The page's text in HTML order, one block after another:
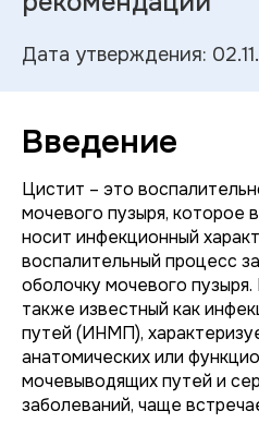
Дата утверждения:
Введение
Цистит – это
мочевого пузыря, которое
носит инфекционный
воспалительный процесс
оболочку мочевого
также известный как
путей (ИНМП),
анатомических или
мочевыводящих путей и
заболеваний, чаще